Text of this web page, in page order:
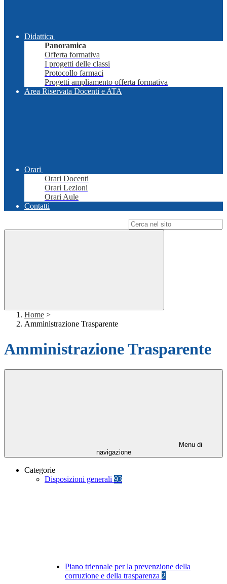
Didattica
Panoramica
Offerta formativa
I progetti delle classi
Protocollo farmaci
Progetti ampliamento offerta formativa
Area Riservata Docenti e ATA
Orari
Orari Docenti
Orari Lezioni
Orari Aule
Contatti
Home >
Amministrazione Trasparente
Amministrazione Trasparente
Menu di
navigazione
Categorie
Disposizioni generali 93
Piano triennale per la prevenzione della
corruzione e della trasparenza 2